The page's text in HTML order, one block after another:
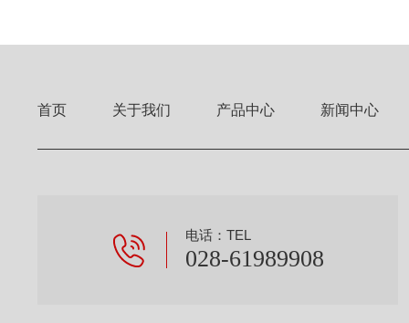
首页 关于我们 产品中心 新闻中心
电话：TEL
028-61989908